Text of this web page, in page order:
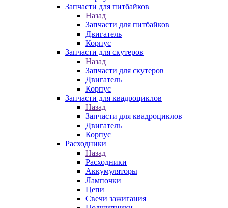
Запчасти для питбайков
Назад
Запчасти для питбайков
Двигатель
Корпус
Запчасти для скутеров
Назад
Запчасти для скутеров
Двигатель
Корпус
Запчасти для квадроциклов
Назад
Запчасти для квадроциклов
Двигатель
Корпус
Расходники
Назад
Расходники
Аккумуляторы
Лампочки
Цепи
Свечи зажигания